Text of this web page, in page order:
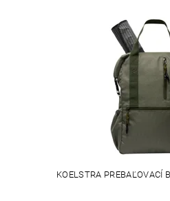
KOELSTRA PREBAĽOVACÍ